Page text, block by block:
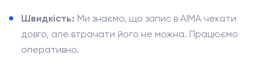
Швидкість: Ми знаємо, що запис в AIMA чекати
довго, але втрачати його не можна. Працюємо
оперативно.